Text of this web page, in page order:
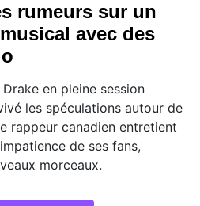
rumeurs sur un
avec des
en pleine session
les spéculations autour de
rappeur canadien entretient
de ses fans,
morceaux.